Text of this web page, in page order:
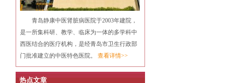
青岛静康中医肾脏病医院于2003年建院，
是一所集科研、教学、临床为一体的多学科中
西医结合的医疗机构，是经青岛市卫生行政部
门批准建立的中医特色医院。 查看详情>>
热点文章